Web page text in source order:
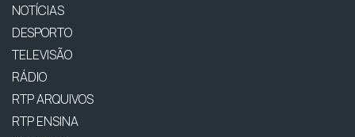
NOTÍCIAS
DESPORTO
TELEVISÃO
RÁDIO
RTP ARQUIVOS
RTP ENSINA